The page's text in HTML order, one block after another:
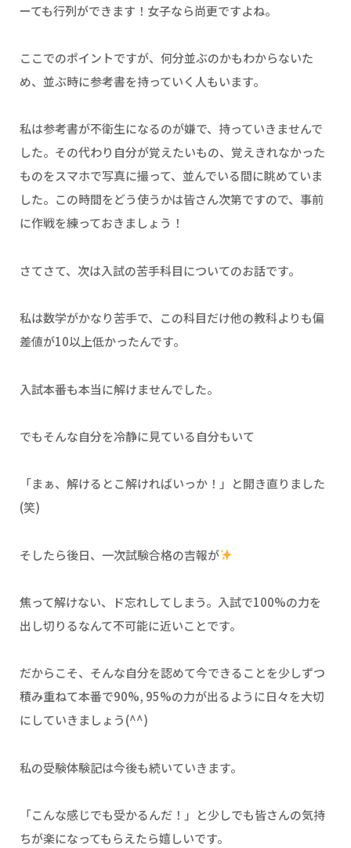
ーても行列ができます！女子なら尚更ですよね。
ここでのポイントですが、何分並ぶのかもわからないた
め、並ぶ時に参考書を持っていく人もいます。
私は参考書が不衛生になるのが嫌で、持っていきませんで
した。その代わり自分が覚えたいもの、覚えきれなかった
ものをスマホで写真に撮って、並んでいる間に眺めていま
した。この時間をどう使うかは皆さん次第ですので、事前
に作戦を練っておきましょう！
さてさて、次は入試の苦手科目についてのお話です。
私は数学がかなり苦手で、この科目だけ他の教科よりも偏
差値が10以上低かったんです。
入試本番も本当に解けませんでした。
でもそんな自分を冷静に見ている自分もいて
「まぁ、解けるとこ解ければいっか！」と開き直りました
(笑)
そしたら後日、一次試験合格の吉報が
焦って解けない、ド忘れしてしまう。入試で100%の力を
出し切りるなんて不可能に近いことです。
だからこそ、そんな自分を認めて今できることを少しずつ
積み重ねて本番で90%, 95%の力が出るように日々を大切
にしていきましょう(^^)
私の受験体験記は今後も続いていきます。
「こんな感じでも受かるんだ！」と少しでも皆さんの気持
ちが楽になってもらえたら嬉しいです。